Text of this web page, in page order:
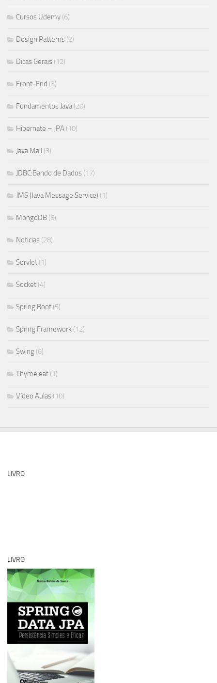
Cursos Udemy (6)
Design Patterns (2)
Dicas Gerais (12)
Front-End (3)
Fundamentos Java(20)
Hibernate – JPA (10)
Java Mail (3)
JDBC:Bando de Dados (17)
JMS (Java Message Service) (1)
MongoDB (6)
Noticias (28)
Servlet (1)
Socket (4)
Spring Boot (5)
Spring Framework (12)
Swing (6)
Thymeleaf (1)
Vídeo Aulas (10)
LIVRO
LIVRO